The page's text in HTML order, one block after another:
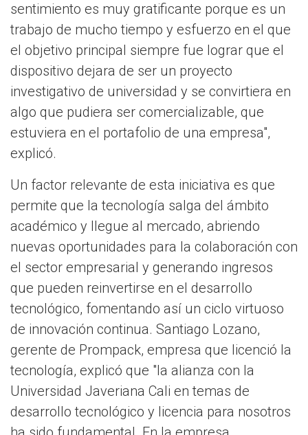
sentimiento es muy gratificante porque es un
trabajo de mucho tiempo y esfuerzo en el que
el objetivo principal siempre fue lograr que el
dispositivo dejara de ser un proyecto
investigativo de universidad y se convirtiera en
algo que pudiera ser comercializable, que
estuviera en el portafolio de una empresa",
explicó.
Un factor relevante de esta iniciativa es que
permite que la tecnología salga del ámbito
académico y llegue al mercado, abriendo
nuevas oportunidades para la colaboración con
el sector empresarial y generando ingresos
que pueden reinvertirse en el desarrollo
tecnológico, fomentando así un ciclo virtuoso
de innovación continua. Santiago Lozano,
gerente de Prompack, empresa que licenció la
tecnología, explicó que "la alianza con la
Universidad Javeriana Cali en temas de
desarrollo tecnológico y licencia para nosotros